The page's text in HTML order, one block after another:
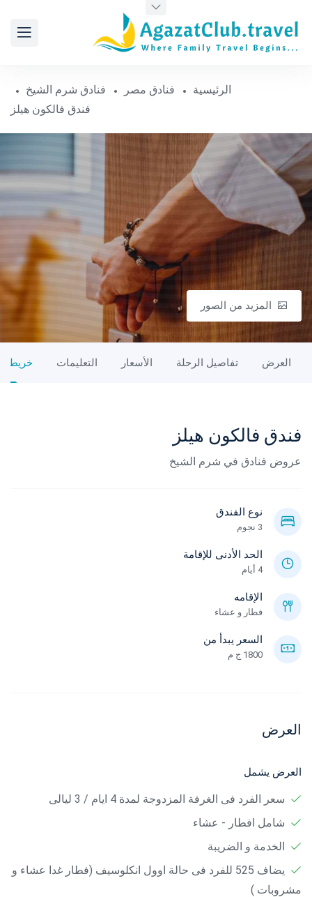
الرئيسية فنادق مصر
فنادق شرم الشيخ
فندق فالكون هيلز
المزيد من الصور
العرض تفاصيل الرحلة الأسعار التعليمات خريطة
فندق فالكون هيلز
عروض فنادق في شرم الشيخ
نوع الفندق
3 نجوم
الحد الأدنى للإقامة
4 أيام
الإقامه
فطار و عشاء
السعر يبدأ من
1800 ج م
العرض
العرض يشمل
سعر الفرد فى الغرفة المزدوجة لمدة 4 ايام / 3 ليالى
شامل افطار - عشاء
الخدمة و الضريبة
يضاف 525 للفرد فى حالة اوول انكلوسيف (فطار غدا عشاء و
مشروبات )